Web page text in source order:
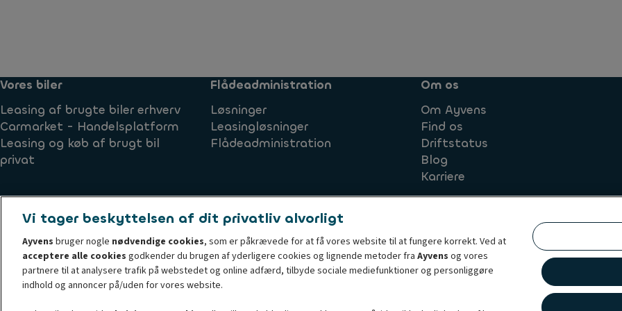
Vores biler
Leasing af brugte biler erhverv
Carmarket - Handelsplatform
Leasing og køb af brugt bil
privat
Flådeadministration
Løsninger
Leasingløsninger
Flådeadministration
Om os
Om Ayvens
Find os
Driftstatus
Blog
Karriere
Klager Cookiepolitik Privatlivsrettigheder Privatlivspolitik Juridisk information Société Générale
Whistleblower
Accessibility
© 2026 Ayvens Group is a leading global sustainable mobility player providing full-service leasing, flexible subscription services, fleet management
base of large corporates, SMEs, professionals and private individuals. With the broadest coverage in 42 countries through direct presence, Ayvens
Vi tager beskyttelsen af dit privatliv alvorligt
Ayvens bruger nogle nødvendige cookies, som er påkrævede for at få vores website til at fungere korrekt. Ved at
acceptere alle cookies godkender du brugen af yderligere cookies og lignende metoder fra Ayvens og vores
partnere til at analysere trafik på webstedet og online adfærd, tilbyde sociale mediefunktioner og personliggøre
indhold og annoncer på/uden for vores website.